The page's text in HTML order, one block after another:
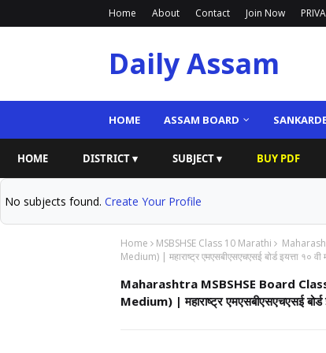
Home About Contact Join Now
Daily Assam
HOME ASSAM BOARD
HOME DISTRICT ▾ SUBJECT ▾ BUY PDF
No subjects found. Create Your Profile
Home MSBSHSE Class 10 Marathi
Medium) | महाराष्ट्र एमएसबीएसएचएसई बोर्ड इयत्ता १०
Maharashtra MSBSHSE Board
Medium) | महाराष्ट्र एमएसबीएसएचएसई